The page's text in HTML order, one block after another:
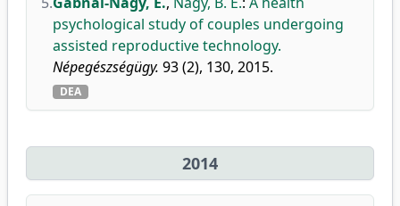
psychological study of couples undergoing
assisted reproductive technology.
Népegészségügy. 93 (2), 130, 2015.
DEA
2014